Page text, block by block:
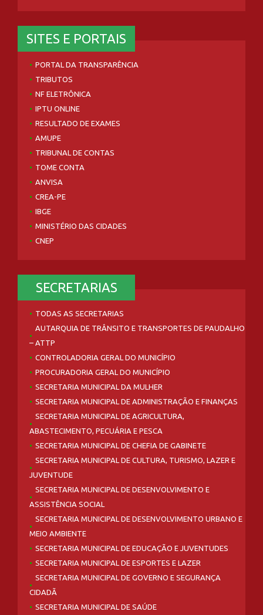
IPTU ONLINE
RESULTADO DE EXAMES
AMUPE
TRIBUNAL DE CONTAS
TOME CONTA
ANVISA
CREA-PE
IBGE
MINISTÉRIO DAS CIDADES
CNEP
SECRETARIAS
TODAS AS SECRETARIAS
CONTROLADORIA GERAL DO MUNICÍPIO
PROCURADORIA GERAL DO MUNICÍPIO
SECRETARIA MUNICIPAL DA MULHER
SECRETARIA MUNICIPAL DE ADMINISTRAÇÃO E FINANÇAS
SECRETARIA MUNICIPAL DE AGRICULTURA,
ABASTECIMENTO, PECUÁRIA E PESCA
SECRETARIA MUNICIPAL DE CHEFIA DE GABINETE
SECRETARIA MUNICIPAL DE CULTURA, TURISMO, LAZER E
JUVENTUDE
SECRETARIA MUNICIPAL DE DESENVOLVIMENTO E
ASSISTÊNCIA SOCIAL
SECRETARIA MUNICIPAL DE DESENVOLVIMENTO URBANO E
MEIO AMBIENTE
SECRETARIA MUNICIPAL DE EDUCAÇÃO E JUVENTUDES
SECRETARIA MUNICIPAL DE ESPORTES E LAZER
SECRETARIA MUNICIPAL DE GOVERNO E SEGURANÇA
CIDADÃ
SECRETARIA MUNICIPAL DE SAÚDE
SECRETARIA MUNICIPAL DE SERVIÇOS PÚBLICOS
Select Language▼
AV.RAUL BANDEIRA, 21 CENTRO, PAUDALHO - PE / CEP:55825-000